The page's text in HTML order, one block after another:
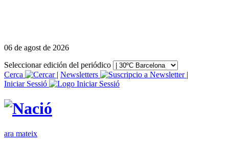
06 de agost de 2026
Seleccionar edición del periódico
Cerca
| Newsletters
|
Iniciar Sessió
ara mateix